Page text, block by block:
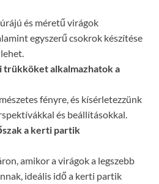
és méretű virágok
egyszerű csokrok készítése
trükköket alkalmazhatok a
fényre, és kísérletezzünk
és beállításokkal.
a kerti partik
amikor a virágok a legszebb
ideális idő a kerti partik